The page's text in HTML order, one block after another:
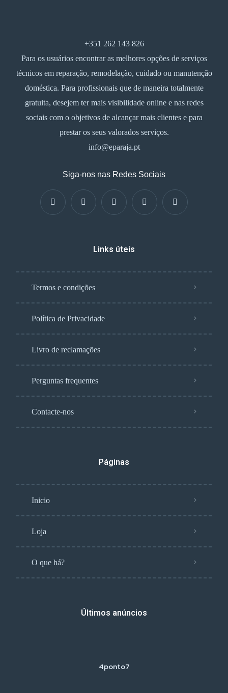
+351 262 143 826
Para os usuários encontrar as melhores opções de serviços
técnicos em reparação, remodelação, cuidado ou manutenção
doméstica. Para profissionais que de maneira totalmente
gratuita, desejem ter mais visibilidade online e nas redes
sociais com o objetivos de alcançar mais clientes e para
prestar os seus valorados serviços.
info@eparaja.pt
Siga-nos nas Redes Sociais
Links úteis
Termos e condições
Política de Privacidade
Livro de reclamações
Perguntas frequentes
Contacte-nos
Páginas
Inicio
Loja
O que há?
Últimos anúncios
4ponto7